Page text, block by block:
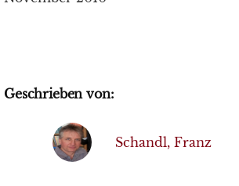
Geschrieben von:
Schandl, Franz